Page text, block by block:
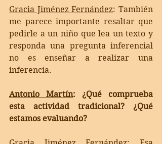
Gracia Jiménez Fernández: También
me parece importante resaltar que
pedirle a un niño que lea un texto y
responda una pregunta inferencial
no es enseñar a realizar una
inferencia.
Antonio Martín: ¿Qué comprueba
esta actividad tradicional? ¿Qué
estamos evaluando?